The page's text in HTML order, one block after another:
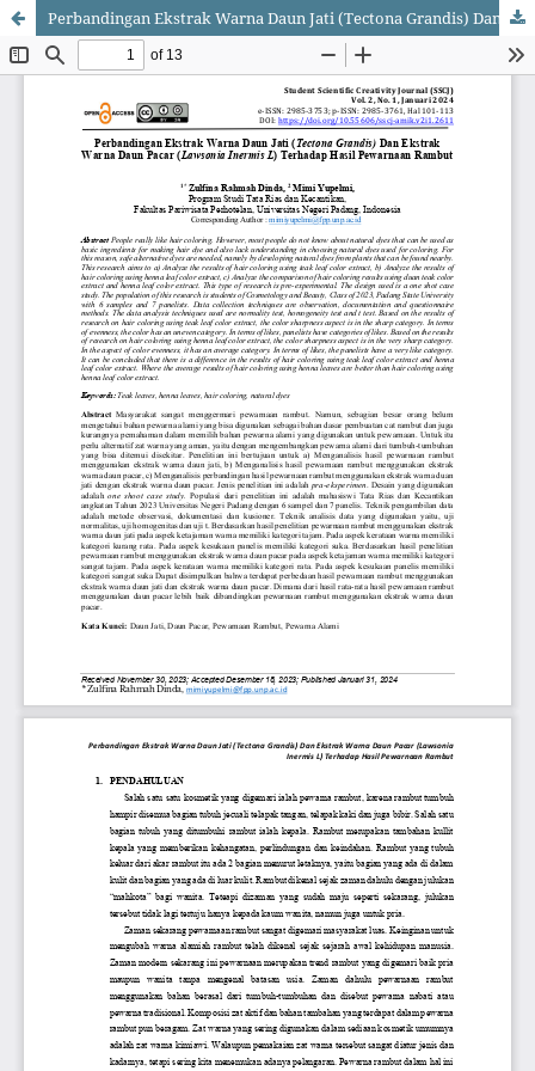
Perbandingan Ekstrak Warna Daun Jati (Tectona Grandis) Dan Ekstrak Warna Daun Pacar (Lawsonia Inermis L) Terhadap Hasil Pewarnaan Rambut